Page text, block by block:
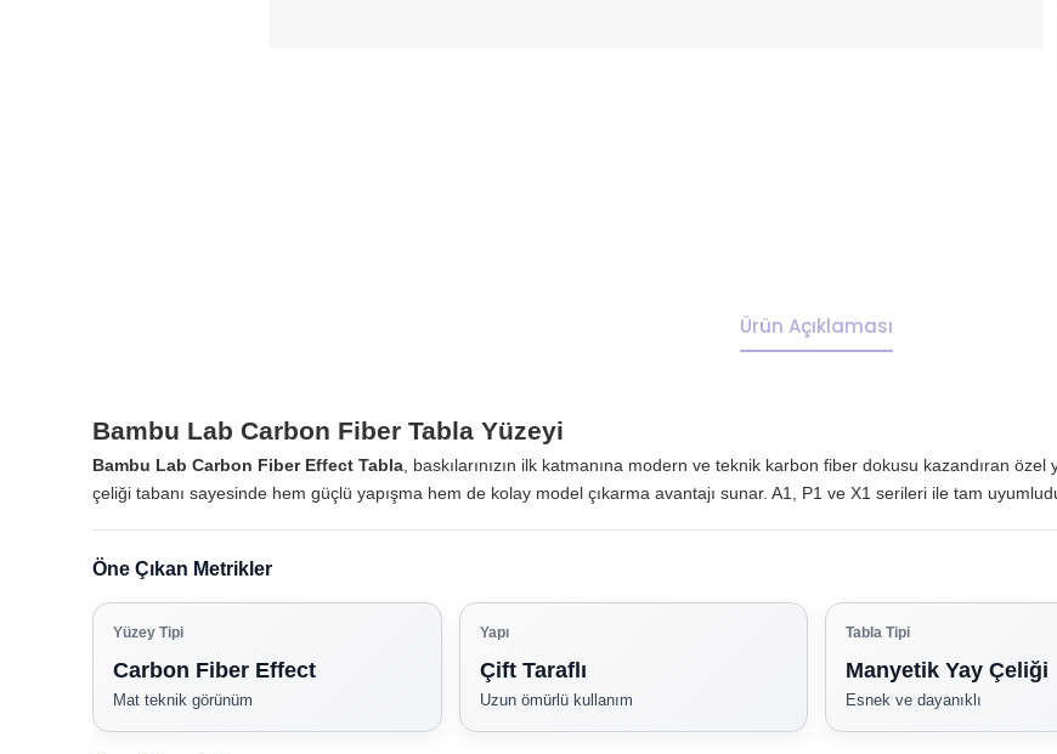
Ürün Açıklaması
Bambu Lab Carbon Fiber Tabla Yüzeyi
Bambu Lab Carbon Fiber Effect Tabla , baskılarınızın ilk katmanına modern ve teknik karbon fiber dokusu kazandıran
çeliği tabanı sayesinde hem güçlü yapışma hem de kolay model çıkarma avantajı sunar. A1, P1 ve X1 serileri ile tam
Öne Çıkan Metrikler
Yüzey Tipi
Carbon Fiber Effect
Mat teknik görünüm
Yapı
Çift Taraflı
Uzun ömürlü kullanım
Tabla Tipi
Manyetik Yay Çeliği
Esnek ve dayanıklı